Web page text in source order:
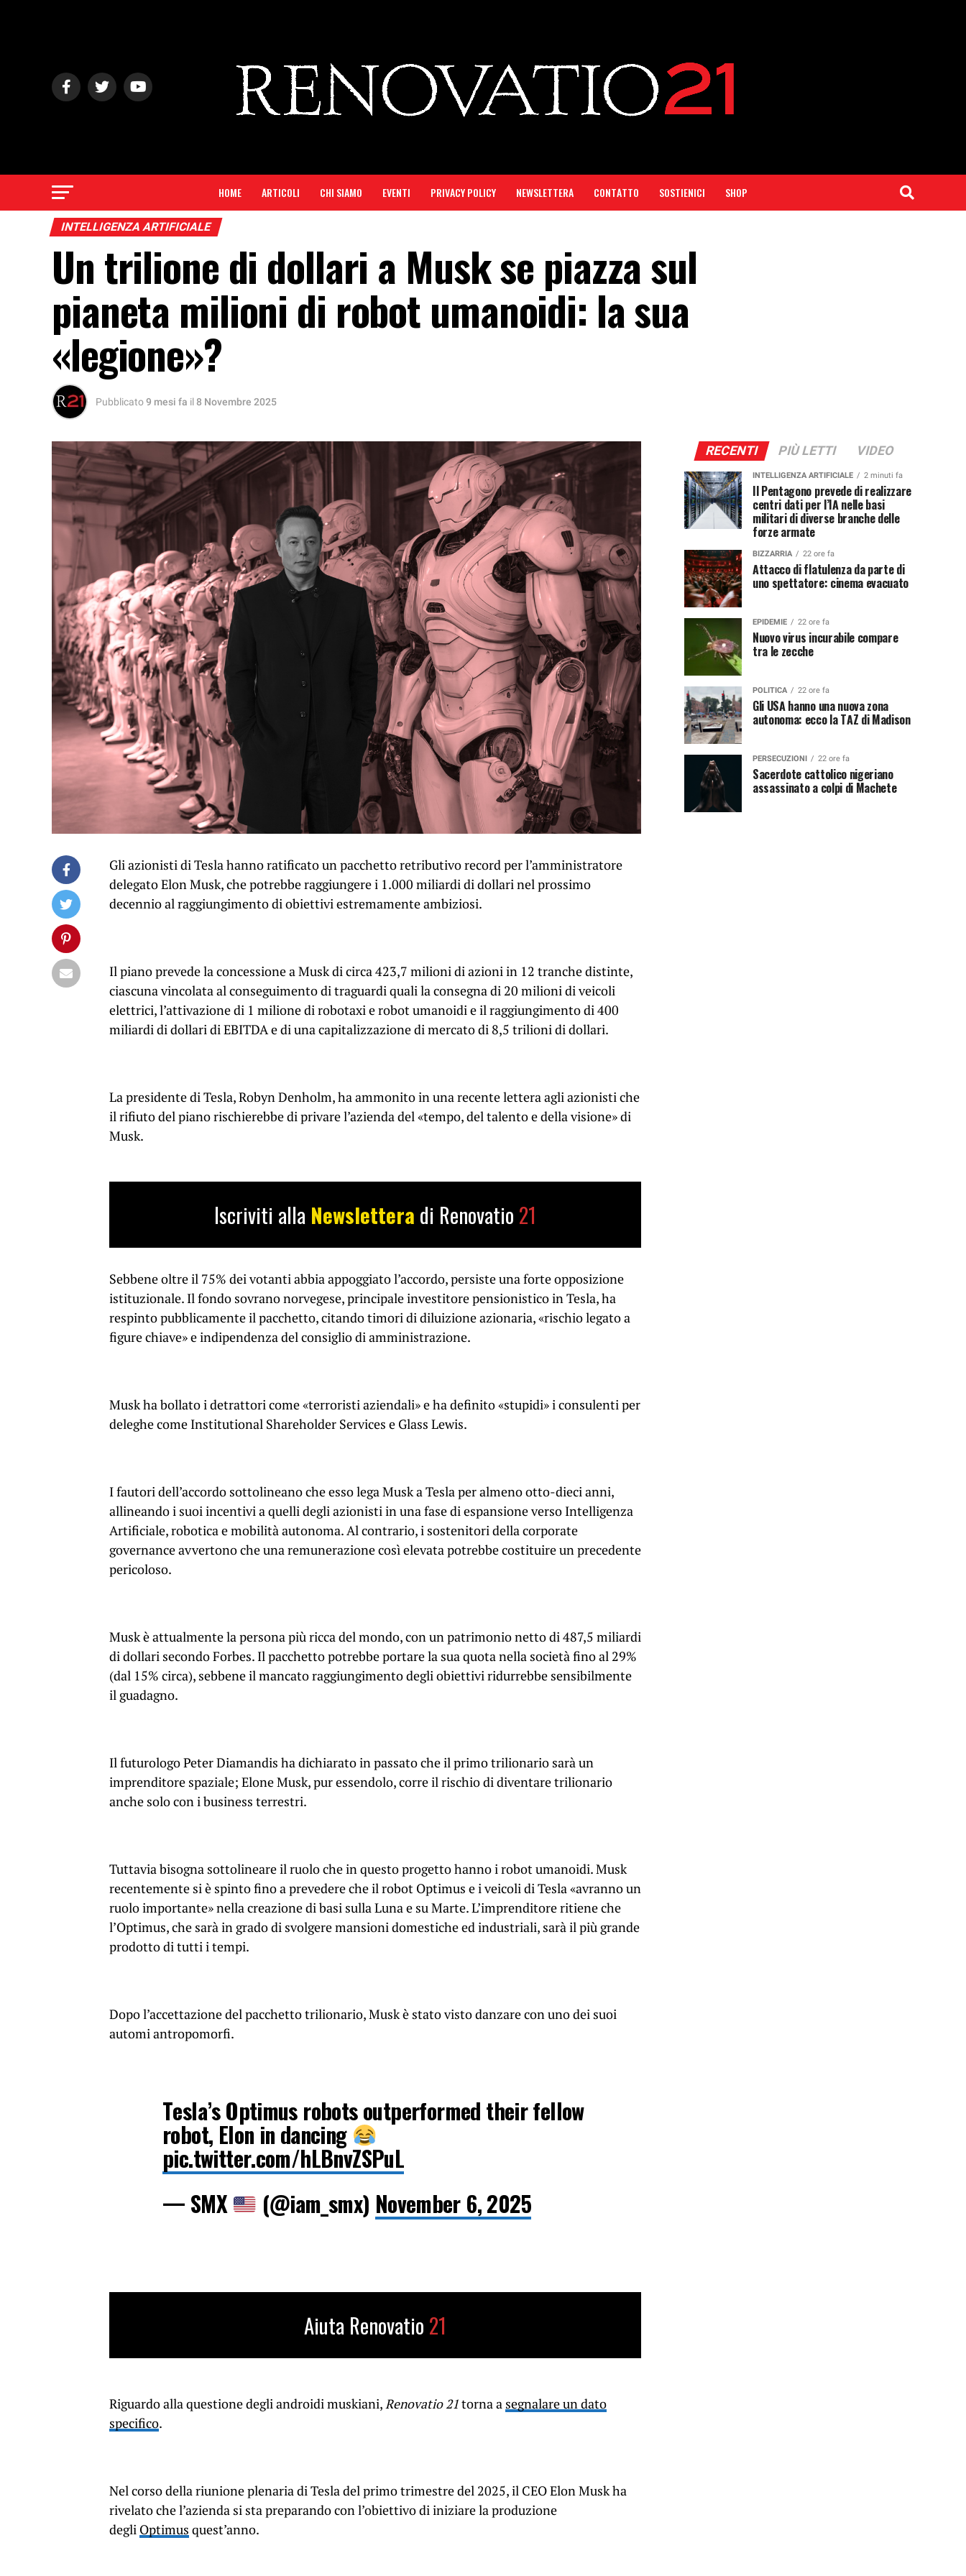
HOME ARTICOLI CHI SIAMO EVENTI PRIVACY POLICY NEWSLETTERA CONTATTO SOSTIENICI SHOP
INTELLIGENZA ARTIFICIALE
Un trilione di dollari a Musk se piazza sul
pianeta milioni di robot umanoidi: la sua
«legione»?
Pubblicato9 mesi fa il 8 Novembre 2025
Gli azionisti di Tesla hanno ratificato un pacchetto retributivo record per l’amministratore
delegato Elon Musk, che potrebbe raggiungere i 1.000 miliardi di dollari nel prossimo
decennio al raggiungimento di obiettivi estremamente ambiziosi.
Il piano prevede la concessione a Musk di circa 423,7 milioni di azioni in 12 tranche distinte,
ciascuna vincolata al conseguimento di traguardi quali la consegna di 20 milioni di veicoli
elettrici, l’attivazione di 1 milione di robotaxi e robot umanoidi e il raggiungimento di 400
miliardi di dollari di EBITDA e di una capitalizzazione di mercato di 8,5 trilioni di dollari.
La presidente di Tesla, Robyn Denholm, ha ammonito in una recente lettera agli azionisti che
il rifiuto del piano rischierebbe di privare l’azienda del «tempo, del talento e della visione» di
Musk.
Iscriviti alla Newslettera di Renovatio 21
Sebbene oltre il 75% dei votanti abbia appoggiato l’accordo, persiste una forte opposizione
istituzionale. Il fondo sovrano norvegese, principale investitore pensionistico in Tesla, ha
respinto pubblicamente il pacchetto, citando timori di diluizione azionaria, «rischio legato a
figure chiave» e indipendenza del consiglio di amministrazione.
Musk ha bollato i detrattori come «terroristi aziendali» e ha definito «stupidi» i consulenti per
deleghe come Institutional Shareholder Services e Glass Lewis.
I fautori dell’accordo sottolineano che esso lega Musk a Tesla per almeno otto-dieci anni,
allineando i suoi incentivi a quelli degli azionisti in una fase di espansione verso Intelligenza
Artificiale, robotica e mobilità autonoma. Al contrario, i sostenitori della corporate
governance avvertono che una remunerazione così elevata potrebbe costituire un precedente
pericoloso.
Musk è attualmente la persona più ricca del mondo, con un patrimonio netto di 487,5 miliardi
di dollari secondo Forbes. Il pacchetto potrebbe portare la sua quota nella società fino al 29%
(dal 15% circa), sebbene il mancato raggiungimento degli obiettivi ridurrebbe sensibilmente
il guadagno.
Il futurologo Peter Diamandis ha dichiarato in passato che il primo trilionario sarà un
imprenditore spaziale; Elone Musk, pur essendolo, corre il rischio di diventare trilionario
anche solo con i business terrestri.
Tuttavia bisogna sottolineare il ruolo che in questo progetto hanno i robot umanoidi. Musk
recentemente si è spinto fino a prevedere che il robot Optimus e i veicoli di Tesla «avranno un
ruolo importante» nella creazione di basi sulla Luna e su Marte. L’imprenditore ritiene che
l’Optimus, che sarà in grado di svolgere mansioni domestiche ed industriali, sarà il più grande
prodotto di tutti i tempi.
Dopo l’accettazione del pacchetto trilionario, Musk è stato visto danzare con uno dei suoi
automi antropomorfi.
Tesla’s Optimus robots outperformed their fellow
robot, Elon in dancing
pic.twitter.com/hLBnvZSPuL
— SMX
(@iam_smx) November 6, 2025
Aiuta Renovatio 21
Riguardo alla questione degli androidi muskiani,Renovatio 21torna a segnalare un dato
specifico.
Nel corso della riunione plenaria di Tesla del primo trimestre del 2025, il CEO Elon Musk ha
rivelato che l’azienda si sta preparando con l’obiettivo di iniziare la produzione
degli Optimus quest’anno.
RECENTI PIÙ LETTI VIDEO
INTELLIGENZA ARTIFICIALE 2 minuti fa
Il Pentagono prevede di realizzare
centri dati per l’IA nelle basi
militari di diverse branche delle
forze armate
BIZZARRIA 22 ore fa
Attacco di flatulenza da parte di
uno spettatore: cinema evacuato
EPIDEMIE 22 ore fa
Nuovo virus incurabile compare
tra le zecche
POLITICA 22 ore fa
Gli USA hanno una nuova zona
autonoma: ecco la TAZ di Madison
PERSECUZIONI 22 ore fa
Sacerdote cattolico nigeriano
assassinato a colpi di Machete